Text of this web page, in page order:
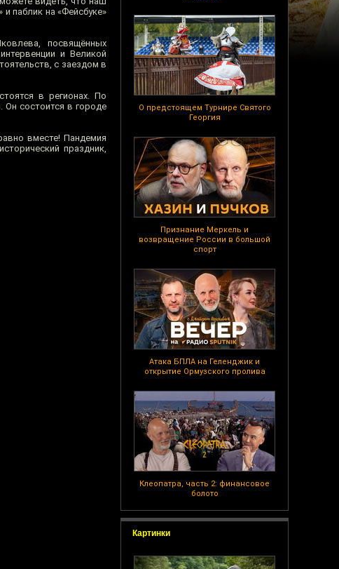
О предстоящем Турнире Святого
Георгия
Признание Меркель и
возвращение России в большой
спорт
Атака БПЛА на Геленджик и
открытие Ормузского пролива
Клеопатра, часть 2: финансовое
болото
Картинки
паблик на «Фейсбуке»
посвящённых
и Великой
с заездом в
в регионах. По
Он состоится в городе
вместе! Пандемия
праздник,